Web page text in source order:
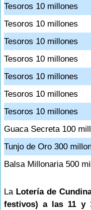
Tesoros 10 millones
Tesoros 10 millones
Tesoros 10 millones
Tesoros 10 millones
Tesoros 10 millones
Tesoros 10 millones
Tesoros 10 millones
Guaca Secreta 100
Tunjo de Oro 300
Balsa Millonaria 500
La Lotería de
festivos) a las 11 y